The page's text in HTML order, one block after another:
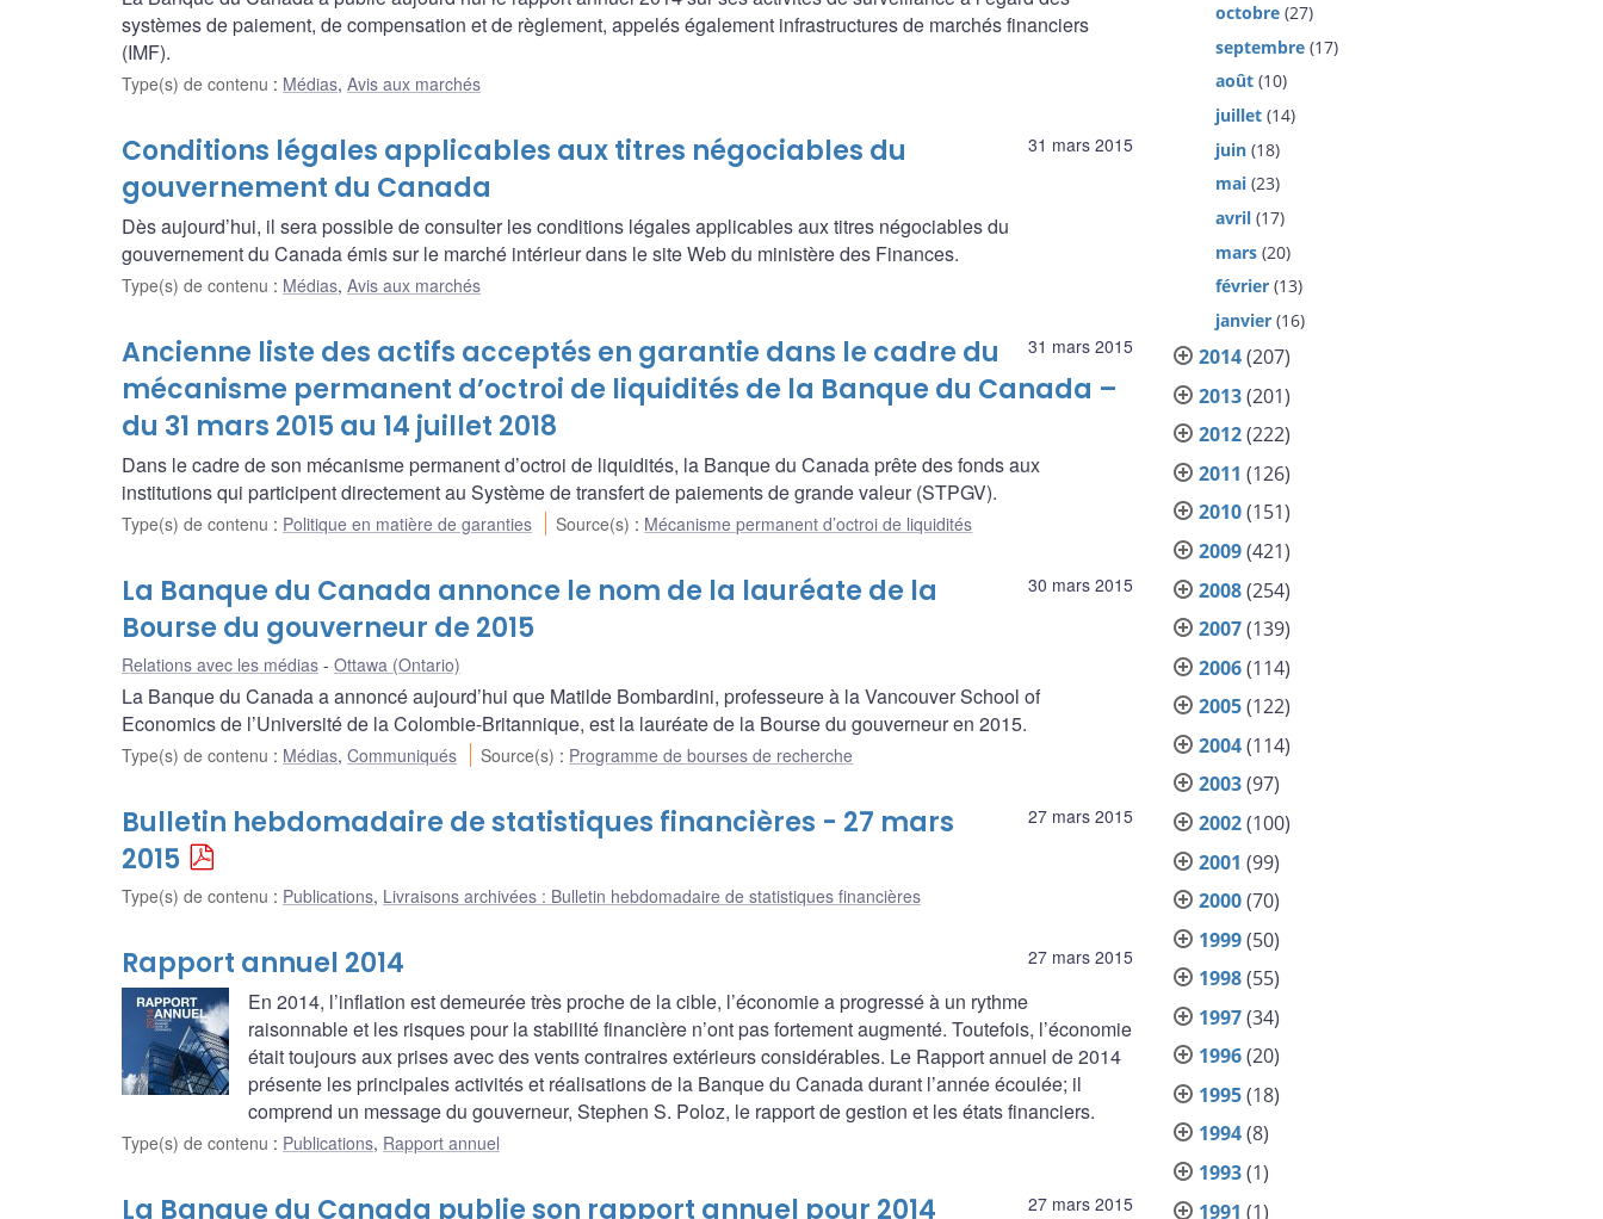
systèmes de paiement, de compensation et de règlement, appelés également infrastructures de marchés financiers
(IMF).
Type(s) de contenu : Médias, Avis aux marchés
31 mars 2015
Conditions légales applicables aux titres négociables du
gouvernement du Canada
Dès aujourd’hui, il sera possible de consulter les conditions légales applicables aux titres négociables du
gouvernement du Canada émis sur le marché intérieur dans le site Web du ministère des Finances.
Type(s) de contenu : Médias, Avis aux marchés
31 mars 2015
Ancienne liste des actifs acceptés en garantie dans le cadre du
mécanisme permanent d’octroi de liquidités de la Banque du Canada –
du 31 mars 2015 au 14 juillet 2018
Dans le cadre de son mécanisme permanent d’octroi de liquidités, la Banque du Canada prête des fonds aux
institutions qui participent directement au Système de transfert de paiements de grande valeur (STPGV).
Type(s) de contenu : Politique en matière de garanties Source(s) : Mécanisme permanent d’octroi de liquidités
30 mars 2015
La Banque du Canada annonce le nom de la lauréate de la
Bourse du gouverneur de 2015
Relations avec les médias Ottawa (Ontario)
La Banque du Canada a annoncé aujourd’hui que Matilde Bombardini, professeure à la Vancouver School of
Economics de l’Université de la Colombie-Britannique, est la lauréate de la Bourse du gouverneur en 2015.
Type(s) de contenu : Médias, Communiqués Source(s) : Programme de bourses de recherche
27 mars 2015
Bulletin hebdomadaire de statistiques financières - 27 mars
2015
Type(s) de contenu : Publications, Livraisons archivées : Bulletin hebdomadaire de statistiques financières
27 mars 2015
Rapport annuel 2014
En 2014, l’inflation est demeurée très proche de la cible, l’économie a progressé à un rythme
raisonnable et les risques pour la stabilité financière n’ont pas fortement augmenté. Toutefois, l’économie
était toujours aux prises avec des vents contraires extérieurs considérables. Le Rapport annuel de 2014
présente les principales activités et réalisations de la Banque du Canada durant l’année écoulée; il
comprend un message du gouverneur, Stephen S. Poloz, le rapport de gestion et les états financiers.
Type(s) de contenu : Publications, Rapport annuel
27 mars 2015
La Banque du Canada publie son rapport annuel pour 2014
octobre (27)
septembre (17)
août (10)
juillet (14)
juin (18)
mai (23)
avril (17)
mars (20)
février (13)
janvier (16)
2014(207)
2013(201)
2012(222)
2011 (126)
2010(151)
2009(421)
2008(254)
2007(139)
2006(114)
2005(122)
2004(114)
2003(97)
2002(100)
2001 (99)
2000(70)
1999(50)
1998(55)
1997(34)
1996(20)
1995(18)
1994(8)
1993(1)
1991 (1)